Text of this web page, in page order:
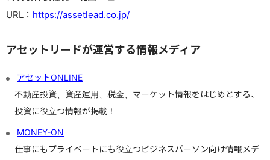
URL： https://assetlead.co.jp/
アセットリードが運営する情報メディア
アセットONLINE
不動産投資、資産運用、税金、マーケット情報をはじめとする、
投資に役立つ情報が掲載！
MONEY-ON
仕事にもプライベートにも役立つビジネスパーソン向け情報メデ